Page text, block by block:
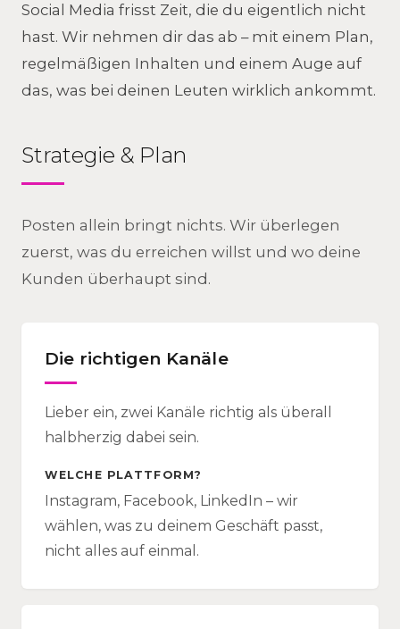
Social Media frisst Zeit, die du eigentlich nicht
hast. Wir nehmen dir das ab – mit einem Plan,
regelmäßigen Inhalten und einem Auge auf
das, was bei deinen Leuten wirklich ankommt.
Strategie & Plan
Posten allein bringt nichts. Wir überlegen
zuerst, was du erreichen willst und wo deine
Kunden überhaupt sind.
Die richtigen Kanäle
Lieber ein, zwei Kanäle richtig als überall
halbherzig dabei sein.
WELCHE PLATTFORM?
Instagram, Facebook, LinkedIn – wir
wählen, was zu deinem Geschäft passt,
nicht alles auf einmal.